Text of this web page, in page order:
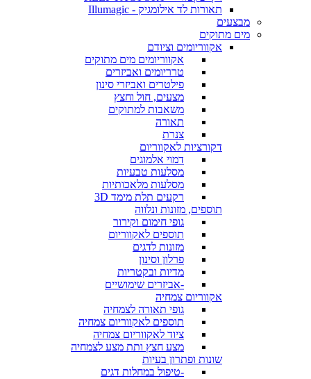
תאורות לד אילומגיק - Illumagic
מבצעים
מים מתוקים
אקווריומים וציודם
אקווריומים מים מתוקים
טרריומים ואביזרים
פילטרים ואביזרי סינון
מצעים, חול וחצץ
משאבות למתוקים
תאורה
צנרת
דקורציות לאקווריום
דמוי אלמוגים
מסלעות טבעיות
מסלעות מלאכותיות
רקעים תלת מימד 3D
תוספים, מזונות ונלווה
גופי חימום וקירור
תוספים לאקווריום
מזונות לדגים
פרלון וסינון
מדיות ובקטריות
-אביזרים שימושיים
אקווריום צמחיה
גופי תאורה לצמחיה
תוספים לאקווריום צמחיה
ציוד לאקווריום צמחיה
מצע חצץ ותת מצע לצמחיה
שונות ופתרון בעיות
-טיפול במחלות דגים